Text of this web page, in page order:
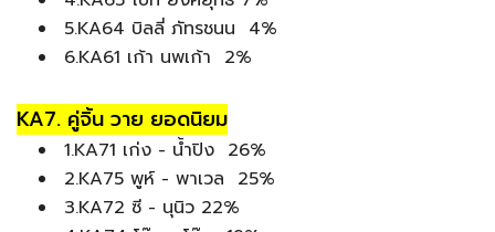
5.KA64 บิลลี่ ภัทรชนน 4%
6.KA61 เก้า นพเก้า 2%
KA7. คู่จิ้น วาย ยอดนิยม
1.KA71 เก่ง - น้ำปิง 26%
2.KA75 พูห์ - พาเวล 25%
3.KA72 ซี - นุนิว 22%